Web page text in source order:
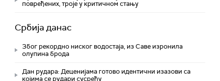
повређених, троје у критичном стању
Србија данас
Због рекордно ниског водостаја, из Саве изронила
олупина брода
Дан рудара: Деценијама готово идентични изазови са
којима се рудари сусрећу